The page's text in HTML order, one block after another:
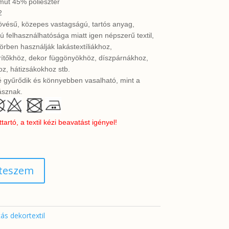
közepes vastagságú, tartós anyag,
felhasználhatósága miatt igen népszerű textil,
használják lakástextíliákhoz,
dekor függönyökhöz, díszpárnákhoz,
hátizsákokhoz stb.
gyűrődik és könnyebben vasalható, mint a
a textil kézi beavatást igényel!
dekortextil